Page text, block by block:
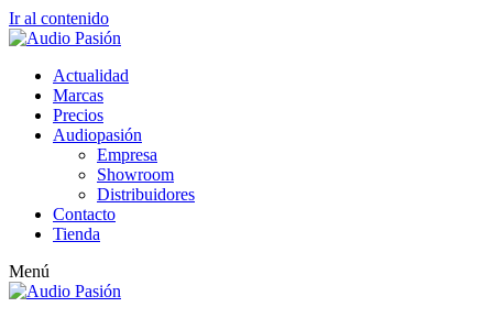
Ir al contenido
Actualidad
Marcas
Precios
Audiopasión
Empresa
Showroom
Distribuidores
Contacto
Tienda
Menú